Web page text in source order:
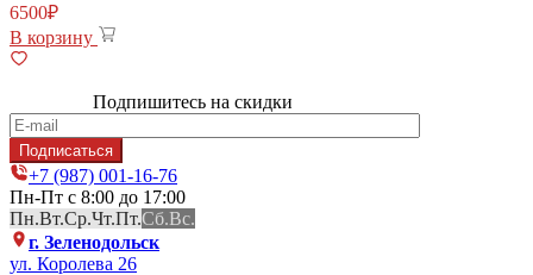
6500₽
В корзину
Подпишитесь на скидки
+7 (987) 001-16-76
Пн-Пт с 8:00 до 17:00
Пн.Вт.Ср.Чт.Пт.Сб.Вс.
г. Зеленодольск
ул. Королева 26